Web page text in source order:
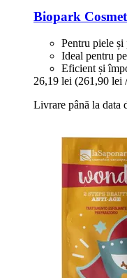
Biopark
Pentru piele și
Ideal pentru
Eficient și
26,19 lei (261,90 lei
Livrare până la data